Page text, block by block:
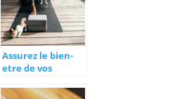
Assurez le bien-
etre de vos
une assurance